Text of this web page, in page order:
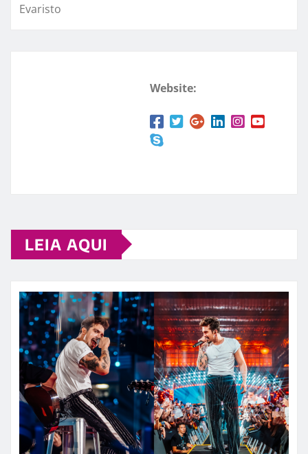
Evaristo
Website:
LEIA AQUI